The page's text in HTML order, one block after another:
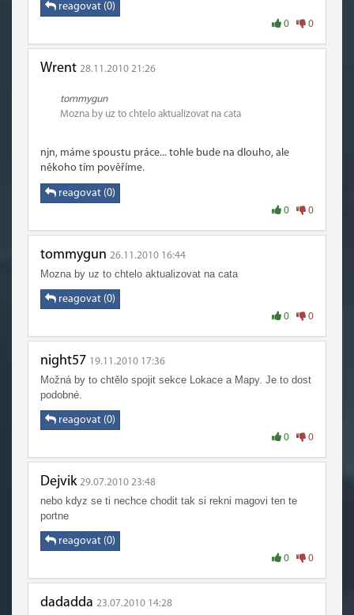
reagovat (0)
0 0
Wrent 28.11.2010 21:26
tommygun
Mozna by uz to chtelo aktualizovat na cata
njn, máme spoustu práce... tohle bude na dlouho, ale
někoho tím pověříme.
reagovat (0)
0 0
tommygun 26.11.2010 16:44
Mozna by uz to chtelo aktualizovat na cata
reagovat (0)
0 0
night57 19.11.2010 17:36
Možná by to chtělo spojit sekce Lokace a Mapy. Je to dost
podobné.
reagovat (0)
0 0
Dejvik 29.07.2010 23:48
nebo kdyz se ti nechce chodit tak si rekni magovi ten te
portne
reagovat (0)
0 0
dadadda 23.07.2010 14:28